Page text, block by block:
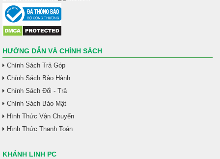
HƯỚNG DẪN VÀ CHÍNH SÁCH
Chính Sách Trả Góp
Chính Sách Bảo Hành
Chính Sách Đổi - Trả
Chính Sách Bảo Mật
Hình Thức Vận Chuyển
Hình Thức Thanh Toán
KHÁNH LINH PC